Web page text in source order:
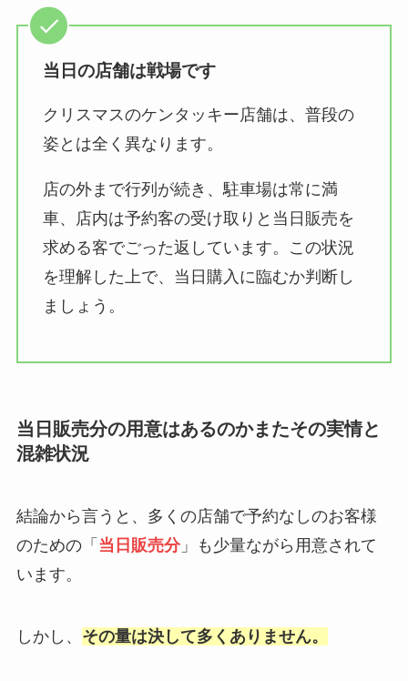
当日の店舗は戦場です
クリスマスのケンタッキー店舗は、普段の
姿とは全く異なります。
店の外まで行列が続き、駐車場は常に満
車、店内は予約客の受け取りと当日販売を
求める客でごった返しています。この状況
を理解した上で、当日購入に臨むか判断し
ましょう。
当日販売分の用意はあるのかまたその実情と
混雑状況
結論から言うと、多くの店舗で予約なしのお客様
のための「 当日販売分」も少量ながら用意されて
います。
しかし、 その量は決して多くありません。